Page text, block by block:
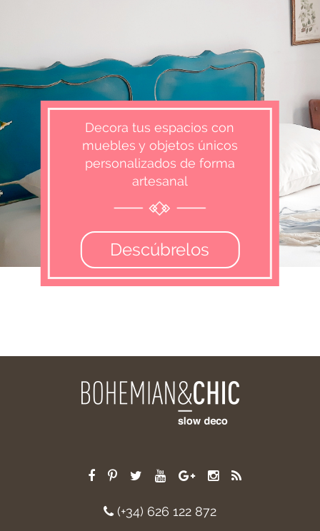
Decora tus espacios con
muebles y objetos únicos
personalizados de forma
artesanal
Descúbrelos
(+34) 626 122 872